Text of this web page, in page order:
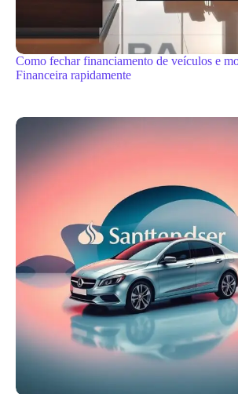
Como fechar financiamento de veículos e
Financeira rapidamente